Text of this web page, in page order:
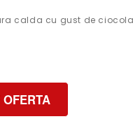
calda cu gust de